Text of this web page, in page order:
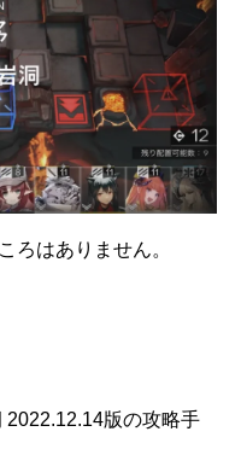
ろはありません。
2022.12.14版の攻略手